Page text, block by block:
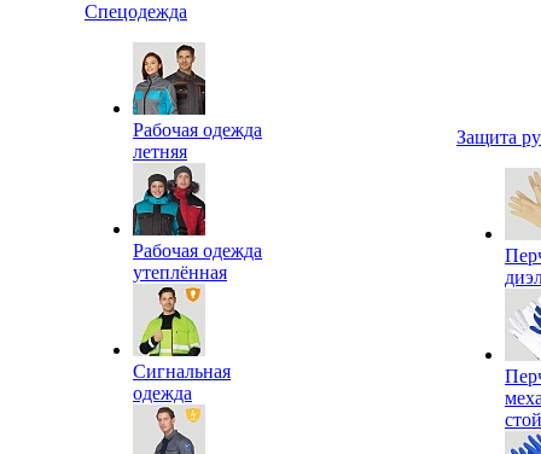
Спецодежда
Рабочая одежда
летняя
Рабочая одежда
утеплённая
Сигнальная
одежда
Защита